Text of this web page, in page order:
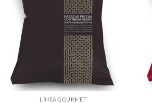
LÍNEA GOURMET